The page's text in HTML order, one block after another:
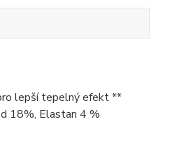
lepší tepelný efekt **
18%, Elastan 4 %